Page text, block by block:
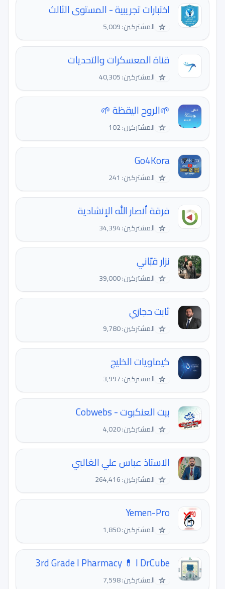
اختبارات تجريبية - المستوى الثالث
☆ المشتركين: 5,009
قناة المعسكرات والتحديات
☆ المشتركين: 40,305
🌱الروح اليقظة 🌱
☆ المشتركين: 102
Go4Kora
☆ المشتركين: 241
فرقة أنصار الله الإنشادية
☆ المشتركين: 34,394
نزار قبّاني
☆ المشتركين: 39,000
ثابت حجازي
☆ المشتركين: 9,780
كيماويات الخليج
☆ المشتركين: 3,997
بيت العنكبوت - Cobwebs
☆ المشتركين: 4,020
الاستاذ عباس علي الغالبي
☆ المشتركين: 264,416
Yemen-Pro
☆ المشتركين: 1,850
3rd Grade I Pharmacy 💊 I DrCube
☆ المشتركين: 7,598